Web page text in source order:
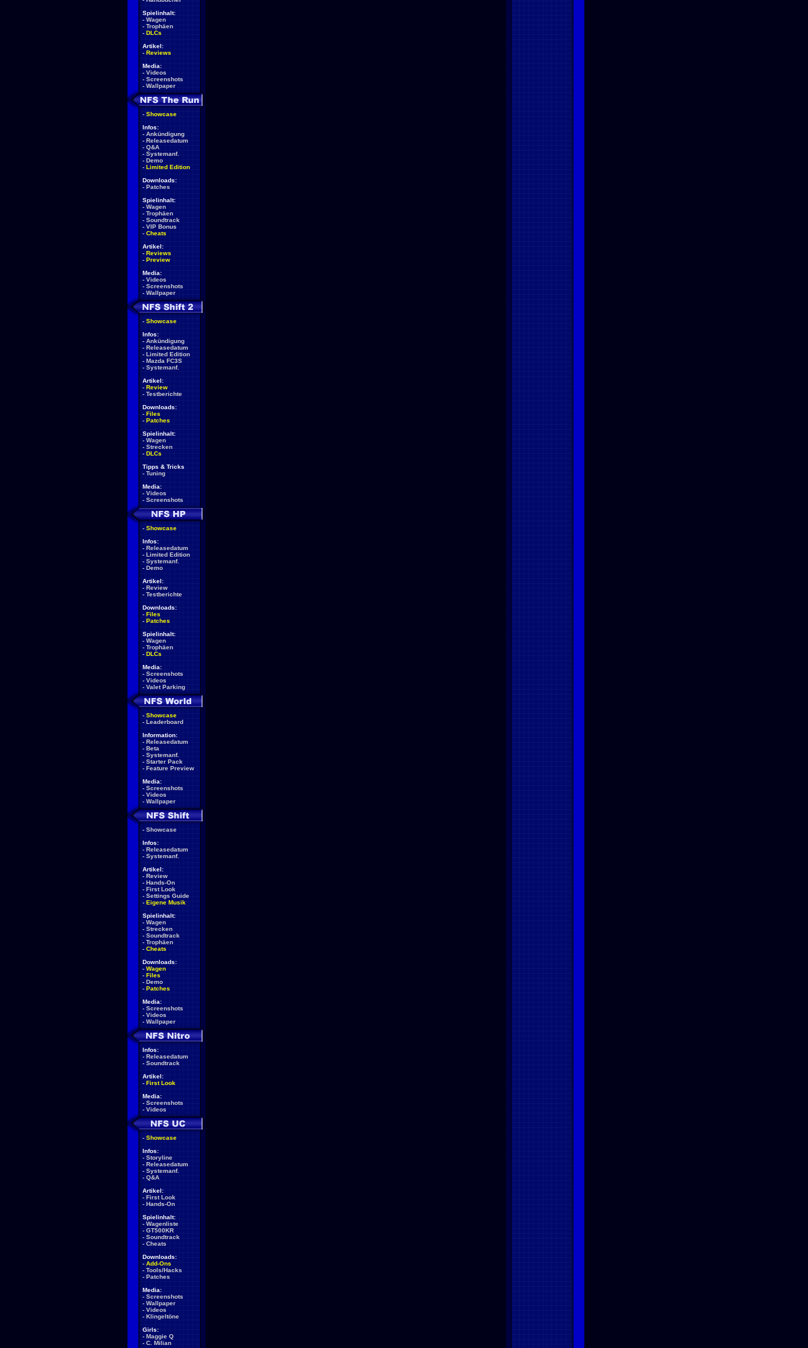
Spielinhalt:
- Wagen
- Trophäen
- DLCs
Artikel:
- Reviews
Media:
- Videos
- Screenshots
- Wallpaper
- Showcase
Infos:
- Ankündigung
- Releasedatum
- Q&A
- Systemanf.
- Demo
- Limited Edition
Downloads:
- Patches
Spielinhalt:
- Wagen
- Trophäen
- Soundtrack
- VIP Bonus
- Cheats
Artikel:
- Reviews
- Preview
Media:
- Videos
- Screenshots
- Wallpaper
- Showcase
Infos:
- Ankündigung
- Releasedatum
- Limited Edition
- Mazda FC3S
- Systemanf.
Artikel:
- Review
- Testberichte
Downloads:
- Files
- Patches
Spielinhalt:
- Wagen
- Strecken
- DLCs
Tipps & Tricks
- Tuning
Media:
- Videos
- Screenshots
- Showcase
Infos:
- Releasedatum
- Limited Edition
- Systemanf.
- Demo
Artikel:
- Review
- Testberichte
Downloads:
- Files
- Patches
Spielinhalt:
- Wagen
- Trophäen
- DLCs
Media:
- Screenshots
- Videos
- Valet Parking
- Showcase
- Leaderboard
Information:
- Releasedatum
- Beta
- Systemanf.
- Starter Pack
- Feature Preview
Media:
- Screenshots
- Videos
- Wallpaper
- Showcase
Infos:
- Releasedatum
- Systemanf.
Artikel:
- Review
- Hands-On
- First Look
- Settings Guide
- Eigene Musik
Spielinhalt:
- Wagen
- Strecken
- Soundtrack
- Trophäen
- Cheats
Downloads:
- Wagen
- Files
- Demo
- Patches
Media:
- Screenshots
- Videos
- Wallpaper
Infos:
- Releasedatum
- Soundtrack
Artikel:
- First Look
Media:
- Screenshots
- Videos
- Showcase
Infos:
- Storyline
- Releasedatum
- Systemanf.
- Q&A
Artikel:
- First Look
- Hands-On
Spielinhalt:
- Wagenliste
- GT500KR
- Soundtrack
- Cheats
Downloads:
- Add-Ons
- Tools/Hacks
- Patches
Media:
- Screenshots
- Wallpaper
- Videos
- Klingeltöne
Girls:
- Maggie Q
- C. Milian